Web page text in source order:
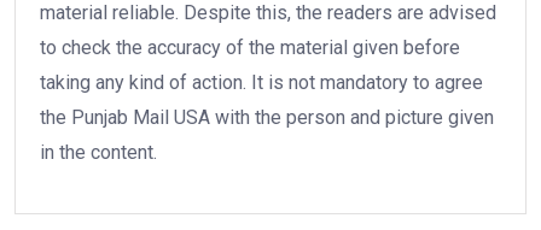
material reliable. Despite this, the readers are advised
to check the accuracy of the material given before
taking any kind of action. It is not mandatory to agree
the Punjab Mail USA with the person and picture given
in the content.